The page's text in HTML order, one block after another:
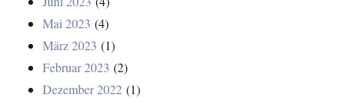
Mai 2023 (4)
März 2023 (1)
Februar 2023 (2)
Dezember 2022 (1)